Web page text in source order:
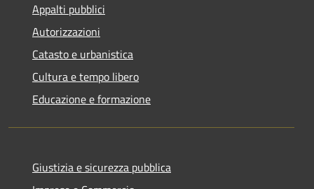
Appalti pubblici
Autorizzazioni
Catasto e urbanistica
Cultura e tempo libero
Educazione e formazione
Giustizia e sicurezza pubblica